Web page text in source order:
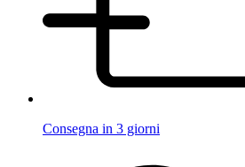
Consegna in 3 giorni